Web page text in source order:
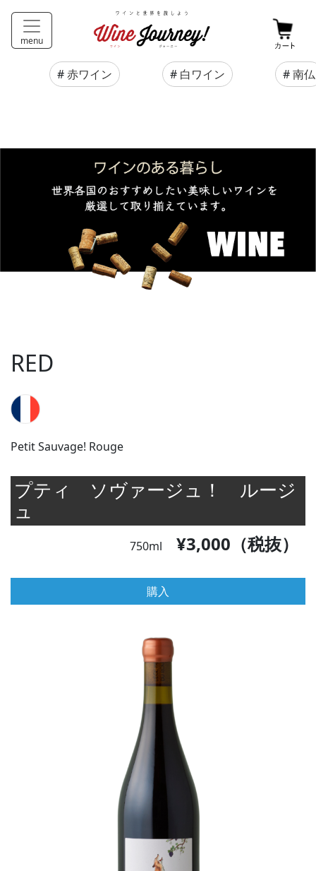
menu
#赤ワイン # 白ワイン #南仏
RED
Petit Sauvage! Rouge
プティ ソヴァージュ！ ルージ
ュ
750ml ¥3,000（税抜）
購入